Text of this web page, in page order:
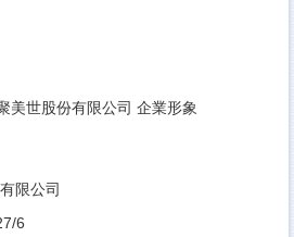
限公司
6